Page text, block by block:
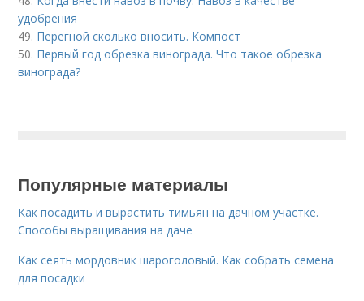
удобрения
49. Перегной сколько вносить. Компост
50. Первый год обрезка винограда. Что такое обрезка
винограда?
Популярные материалы
Как посадить и вырастить тимьян на дачном участке.
Способы выращивания на даче
Как сеять мордовник шароголовый. Как собрать семена
для посадки